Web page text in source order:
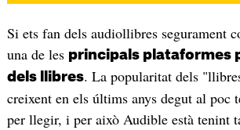
Si ets fan dels audiollibres segurament
una de les principals plataformes
dels llibres. La popularitat dels
creixent en els últims anys degut al poc
per llegir, i per això Audible està tenint